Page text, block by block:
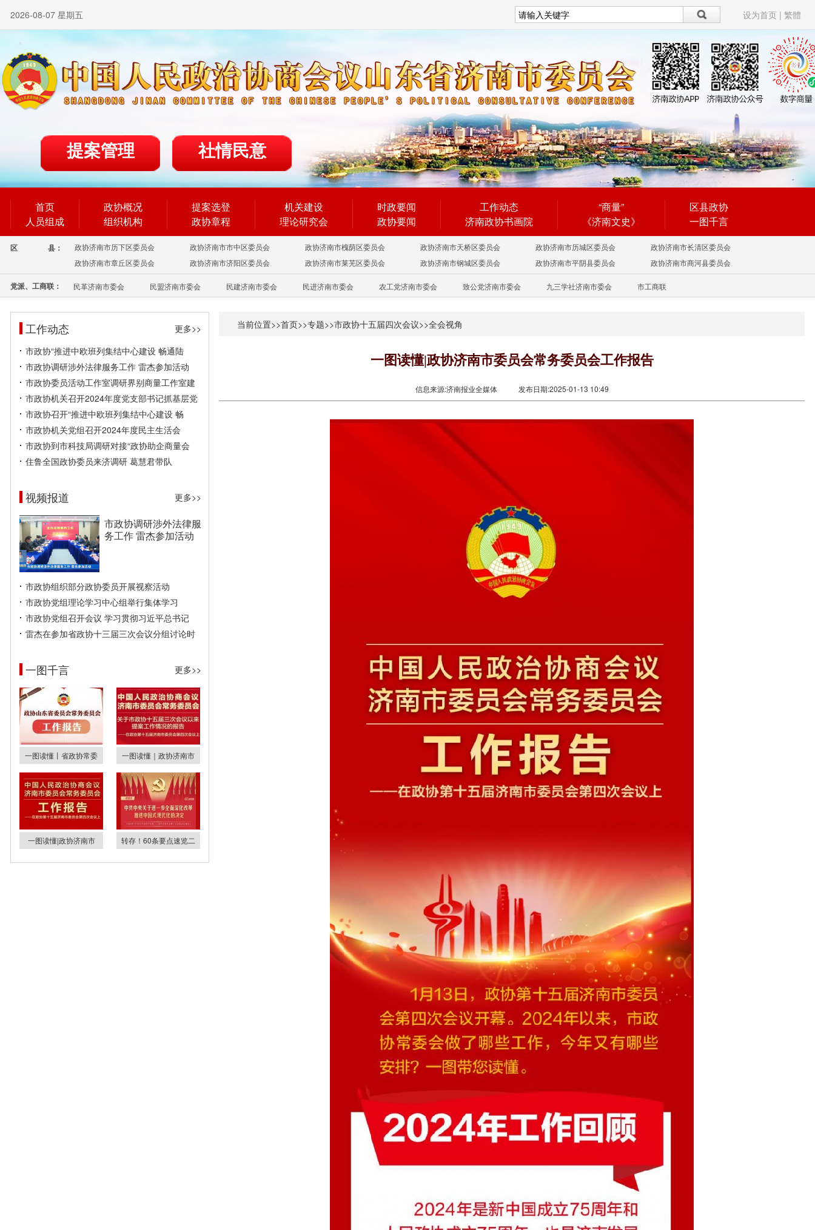
2026-08-07 星期五 设为首页 | 繁體
提案管理 社情民意
首页
人员组成
政协概况
组织机构
提案选登
政协章程
机关建设
理论研究会
时政要闻
政协要闻
工作动态
济南政协书画院
“商量”
《济南文史》
区县政协
一图千言
区 县： 政协济南市历下区委员会 政协济南市市中区委员会 政协济南市槐荫区委员会 政协济南市天桥区委员会 政协济南市历城区委员会
政协济南市长清区委员会
政协济南市章丘区委员会
政协济南市济阳区委员会 政协济南市莱芜区委员会 政协济南市钢城区委员会 政协济南市平阴县委员会 政协济南市商河县委员会
党派、工商联： 民革济南市委会 民盟济南市委会 民建济南市委会 民进济南市委会 农工党济南市委会 致公党济南市委会 九三学社济南市委会 市工商联
工作动态
更多>>
市政协“推进中欧班列集结中心建设 畅通陆
市政协调研涉外法律服务工作 雷杰参加活动
市政协委员活动工作室调研界别商量工作室建
市政协机关召开2024年度党支部书记抓基层党
市政协召开“推进中欧班列集结中心建设 畅
市政协机关党组召开2024年度民主生活会
市政协到市科技局调研对接“政协助企商量会
住鲁全国政协委员来济调研 葛慧君带队
视频报道 更多>>
市政协调研涉外法律服
务工作 雷杰参加活动
市政协组织部分政协委员开展视察活动
市政协党组理论学习中心组举行集体学习
市政协党组召开会议 学习贯彻习近平总书记
雷杰在参加省政协十三届三次会议分组讨论时
一图千言 更多>>
一图读懂丨省政协常委 一图读懂｜政协济南市
一图读懂|政协济南市 转存！60条要点速览二
当前位置>>首页>>专题>>市政协十五届四次会议>>全会视角
一图读懂|政协济南市委员会常务委员会工作报告
信息来源:济南报业全媒体 发布日期:2025-01-13 10:49